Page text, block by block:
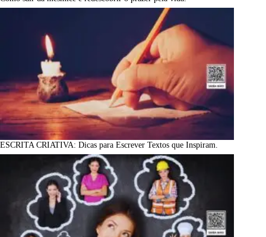
ESCRITA CRIATIVA: Dicas para Escrever Textos que Inspiram.